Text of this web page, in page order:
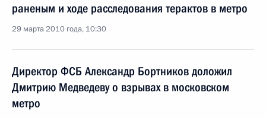
раненым и ходе расследования терактов в метро
29 марта 2010 года, 10:30
Директор ФСБ Александр Бортников доложил
Дмитрию Медведеву о взрывах в московском
метро